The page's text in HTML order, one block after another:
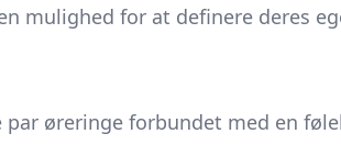
mulighed for at definere deres
øreringe forbundet med en